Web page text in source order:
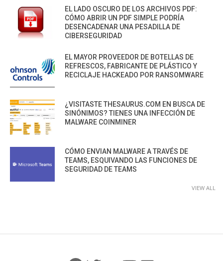
EL LADO OSCURO DE LOS ARCHIVOS PDF:
CÓMO ABRIR UN PDF SIMPLE PODRÍA
DESENCADENAR UNA PESADILLA DE
CIBERSEGURIDAD
EL MAYOR PROVEEDOR DE BOTELLAS DE
REFRESCOS, FABRICANTE DE PLÁSTICO Y
RECICLAJE HACKEADO POR RANSOMWARE
¿VISITASTE THESAURUS.COM EN BUSCA DE
SINÓNIMOS? TIENES UNA INFECCIÓN DE
MALWARE COINMINER
CÓMO ENVIAN MALWARE A TRAVÉS DE
TEAMS, ESQUIVANDO LAS FUNCIONES DE
SEGURIDAD DE TEAMS
VIEW ALL